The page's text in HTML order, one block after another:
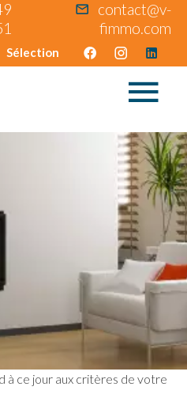
contact@v-
fimmo.com
Sélection
à ce jour aux critères de votre